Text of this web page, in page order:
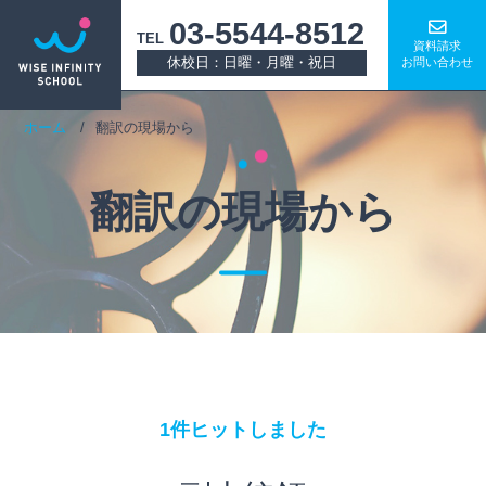
TEL 03-5544-8512
休校日：日曜・月曜・祝日
資料請求
お問い合わせ
ホーム 翻訳の現場から
翻訳の現場から
1件ヒットしました